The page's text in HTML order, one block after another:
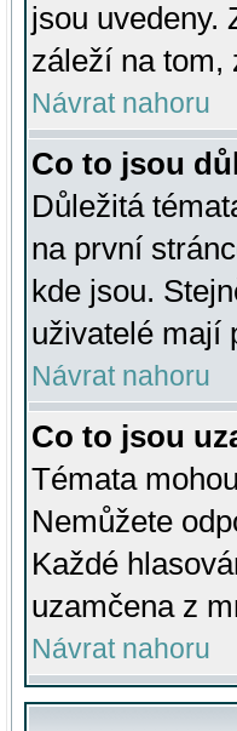
jsou uvedeny.
záleží na tom,
Návrat nahoru
Co to jsou
Důležitá
na první
kde jsou.
uživatelé mají
Návrat nahoru
Co to jsou
Témata
Nemůžete
Každé
uzamčena z
Návrat nahoru